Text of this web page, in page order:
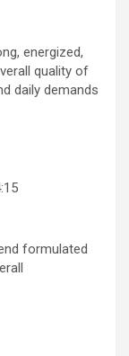
energized,
quality of
daily demands
formulated